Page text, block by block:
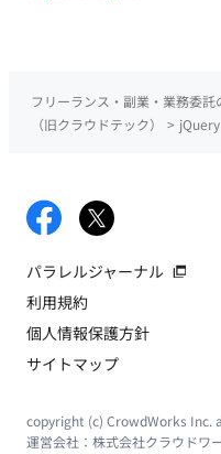
フリーランス・副業・業務委
（旧クラウドテック）
> jQuery
パラレルジャーナル
利用規約
個人情報保護方針
サイトマップ
copyright (c) CrowdWorks Inc.
運営会社： 株式会社クラウドワ